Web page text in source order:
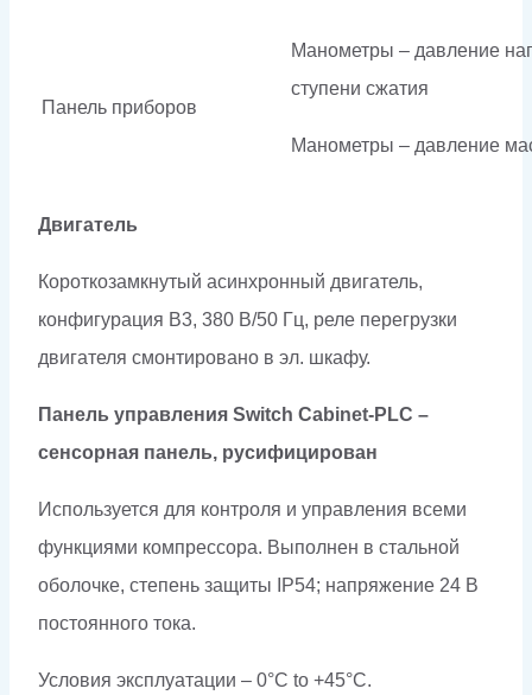
Панель приборов
Манометры – давление
ступени сжатия
Манометры – давление
Двигатель
Короткозамкнутый асинхронный двигатель,
конфигурация B3, 380 В/50 Гц, реле перегрузки
двигателя смонтировано в эл. шкафу.
Панель управления Switch Cabinet-PLC –
сенсорная панель, русифицирован
Используется для контроля и управления всеми
функциями компрессора. Выполнен в стальной
оболочке, степень защиты IP54; напряжение 24 В
постоянного тока.
Условия эксплуатации – 0°C to +45°C.